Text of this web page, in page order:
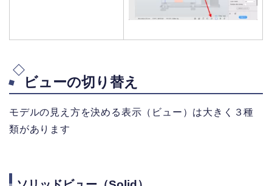
ビューの切り替え
モデルの見え方を決める表示（ビュー）は大きく３種
類があります